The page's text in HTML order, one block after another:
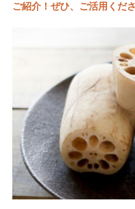
ご紹介！ぜひ、ご活用くださ